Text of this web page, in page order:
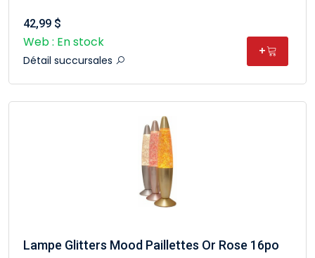
42,99 $
Web : En stock
Détail succursales
+
Lampe Glitters Mood Paillettes Or Rose 16po